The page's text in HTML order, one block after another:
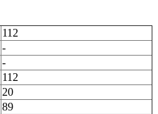
112
-
-
112
20
89